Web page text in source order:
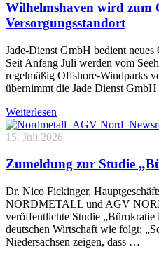
Wilhelmshaven wird zum
Versorgungsstandort
Jade-Dienst GmbH bedient
Seit Anfang Juli werden vom
regelmäßig Offshore-Windparks
übernimmt die Jade Dienst
Weiterlesen
15. Juli 2026
Zumeldung zur Studie
Dr. Nico Fickinger,
NORDMETALL und AGV
veröffentlichte Studie „Bürokratie
deutschen Wirtschaft wie folgt:
Niedersachsen zeigen, dass …